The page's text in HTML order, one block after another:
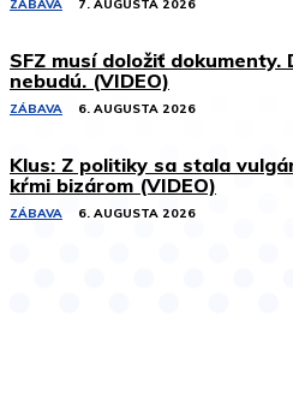
ZÁBAVA 7. AUGUSTA 2026
SFZ musí doložiť dokumenty.
nebudú. (VIDEO)
ZÁBAVA 6. AUGUSTA 2026
Klus: Z politiky sa stala
kŕmi bizárom (VIDEO)
ZÁBAVA 6. AUGUSTA 2026